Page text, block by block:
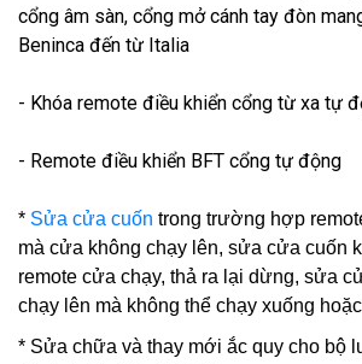
cổng âm sàn, cổng mở cánh tay đòn
Beninca đến từ Italia
- Khóa remote điều khiển cổng từ xa tự
- Remote điều khiển BFT cổng tự động
* Sửa cửa cuốn trong trường hợp
mà cửa không chạy lên, sửa cửa cuốn
remote cửa chạy, thả ra lại dừng, sửa
chạy lên mà không thể chạy xuống
* Sửa chữa và thay mới ắc quy cho bộ